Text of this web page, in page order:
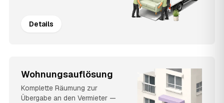
Details
Wohnungsauflösung
Komplette Räumung zur
Übergabe an den Vermieter —